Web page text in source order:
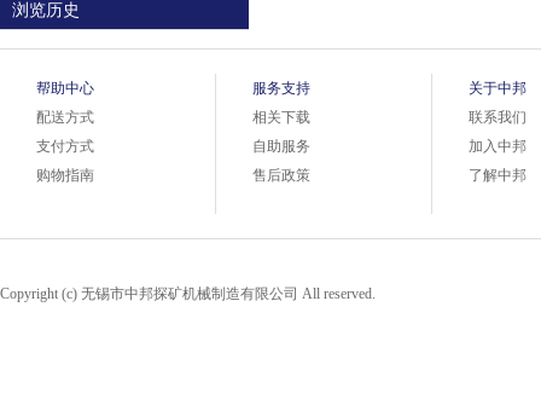
浏览历史
帮助中心
配送方式
支付方式
购物指南
服务支持
相关下载
自助服务
售后政策
关于中邦
联系我们
加入中邦
了解中邦
Copyright (c) 无锡市中邦探矿机械制造有限公司 All reserved.